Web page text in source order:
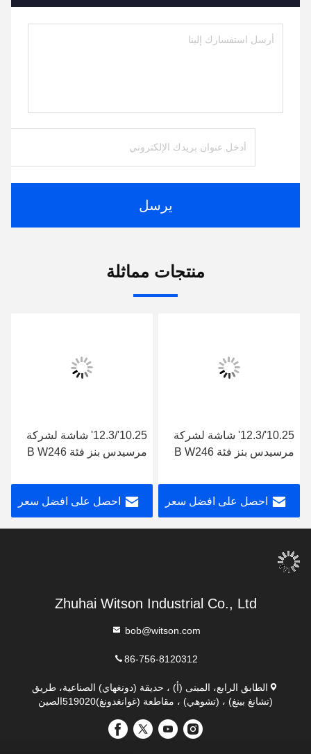
يرسل
منتجات مماثلة
10.25'/12.3' شاشة لشركة
مرسيدس بنز فئة B W246
B260 2015-2019 NTG5.0
مشغل الوسائط المتعددة
الروبوت
احصل على افضل سعر
10.25'/12.3' شاشة لشركة
مرسيدس بنز فئة B W246
B260 2011-2014 NTG4.5
مشغل الوسائط المتعددة
الروبوت
احصل على افضل سعر
Zhuhai Witson Industrial Co., Ltd
bob@witson.com
86-756-8120312
الطابق الرابع، المبنى (أ) ، حديقة (دونغهاي) الصناعية، طريق
(تشانغ بينغ) ، (تشوهي) ، مقاطعة (غوانغدونغ)519020الصين